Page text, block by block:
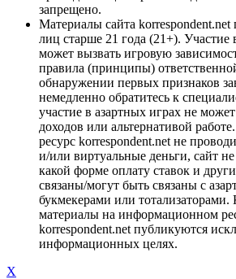
запрещено.
Материалы сайта korrespondent.net
лиц старше 21 года (21+). Участие
может вызвать игровую
правила (принципы)
обнаружении первых признаков
немедленно обратитесь к
участие в азартных играх не
доходов или альтернативой
ресурс korrespondent.net не
и/или виртуальные деньги, сайт
какой форме оплату ставок и
связаны/могут быть связаны с
букмекерами или тотализаторами.
материалы на информационном
korrespondent.net публикуются
информационных целях.
X